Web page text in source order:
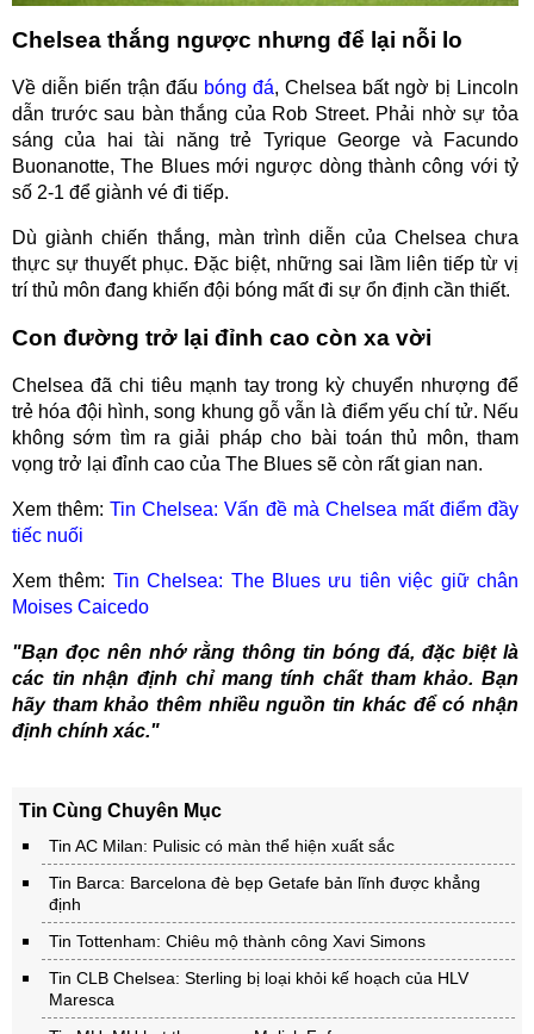
Chelsea thắng ngược nhưng để lại nỗi lo
Về diễn biến trận đấu bóng đá, Chelsea bất ngờ bị Lincoln
dẫn trước sau bàn thắng của Rob Street. Phải nhờ sự tỏa
sáng của hai tài năng trẻ Tyrique George và Facundo
Buonanotte, The Blues mới ngược dòng thành công với tỷ
số 2-1 để giành vé đi tiếp.
Dù giành chiến thắng, màn trình diễn của Chelsea chưa
thực sự thuyết phục. Đặc biệt, những sai lầm liên tiếp từ vị
trí thủ môn đang khiến đội bóng mất đi sự ổn định cần thiết.
Con đường trở lại đỉnh cao còn xa vời
Chelsea đã chi tiêu mạnh tay trong kỳ chuyển nhượng để
trẻ hóa đội hình, song khung gỗ vẫn là điểm yếu chí tử. Nếu
không sớm tìm ra giải pháp cho bài toán thủ môn, tham
vọng trở lại đỉnh cao của The Blues sẽ còn rất gian nan.
Xem thêm:Tin Chelsea: Vấn đề mà Chelsea mất điểm đầy
tiếc nuối
Xem thêm: Tin Chelsea: The Blues ưu tiên việc giữ chân
Moises Caicedo
"Bạn đọc nên nhớ rằng thông tin bóng đá, đặc biệt là
các tin nhận định chỉ mang tính chất tham khảo. Bạn
hãy tham khảo thêm nhiều nguồn tin khác để có nhận
định chính xác."
Tin Cùng Chuyên Mục
Tin AC Milan: Pulisic có màn thể hiện xuất sắc
Tin Barca: Barcelona đè bẹp Getafe bản lĩnh được khẳng
định
Tin Tottenham: Chiêu mộ thành công Xavi Simons
Tin CLB Chelsea: Sterling bị loại khỏi kế hoạch của HLV
Maresca